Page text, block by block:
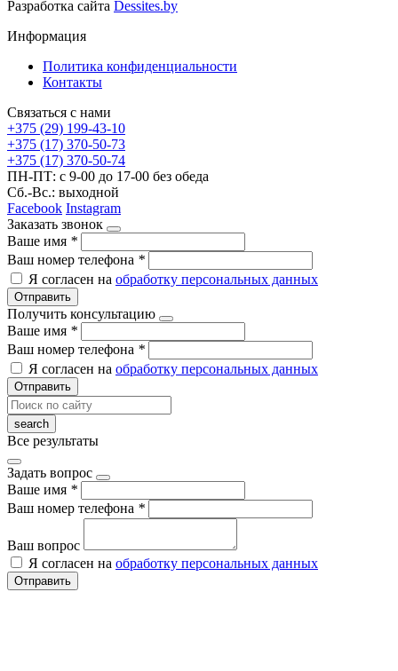
Разработка сайта Dessites.by
Информация
Политика конфиденциальности
Контакты
Связаться с нами
+375 (29) 199-43-10
+375 (17) 370-50-73
+375 (17) 370-50-74
ПН-ПТ: с 9-00 до 17-00 без обеда
Сб.-Вс.: выходной
Facebook Instagram
Заказать звонок
Ваше имя *
Ваш номер телефона *
Я согласен на обработку персональных данных
Отправить
Получить консультацию
Ваше имя *
Ваш номер телефона *
Я согласен на обработку персональных данных
Отправить
Все результаты
Задать вопрос
Ваше имя *
Ваш номер телефона *
Ваш вопрос
Я согласен на обработку персональных данных
Отправить